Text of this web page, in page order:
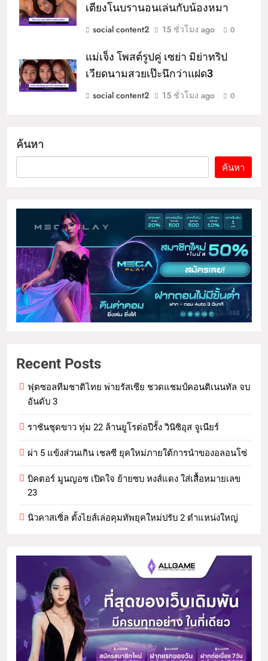
เตียงโนบรานอนเล่นกับน้องหมา
social content2
15 ชั่วโมง ago 0
แม่เจ็ง โพสต์รูปคู่ เซย่า มิย่าทริป
เวียดนามสวยเป๊ะนึกว่าแฝด3
social content2
15 ชั่วโมง ago 0
ค้นหา
ค้นหา
Recent Posts
ฟุตซอลทีมชาติไทย พ่ายรัสเซีย ชวดแชมป์คอนติเนนทัล จบ
อันดับ 3
ราชันชุดขาว ทุ่ม 22 ล้านยูโรต่อปีรั้ง วินิซิอุส จูเนียร์
ผ่า 5 แข้งส่วนเกิน เชลซี ยุคใหม่ภายใต้การนำของอลอนโซ่
บิคตอร์ มูนญอซ เปิดใจ ย้ายซบ หงส์แดง ใส่เสื้อหมายเลข
23
นิวคาสเซิ่ล ตั้งไยส์เล่อคุมทัพยุคใหม่ปรับ 2 ตำแหน่งใหญ่